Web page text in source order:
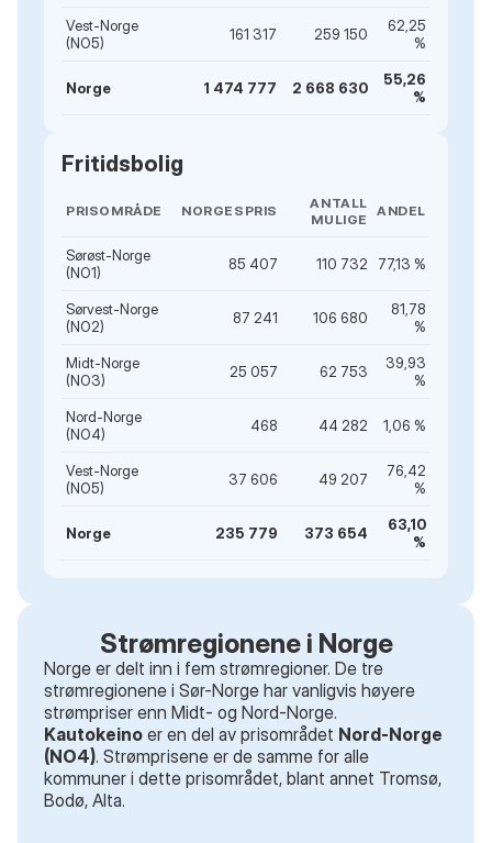
Vest-Norge
(NO5)
161 317 259 150
62,25
%
Norge 1 474 777 2 668 630
55,26
%
Fritidsbolig
PRISOMRÅDE NORGESPRIS
ANTALL
MULIGE
ANDEL
Sørøst-Norge
(NO1)
85 407 110 732 77,13 %
Sørvest-Norge
(NO2)
87 241 106 680
81,78
%
Midt-Norge
(NO3)
25 057 62 753
39,93
%
Nord-Norge
(NO4)
468 44 282 1,06 %
Vest-Norge
(NO5)
37 606 49 207
76,42
%
Norge 235 779 373 654
63,10
%
Strømregionene i Norge
Norge er delt inn i fem strømregioner. De tre
strømregionene i Sør-Norge har vanligvis høyere
strømpriser enn Midt- og Nord-Norge.
Kautokeino er en del av prisområdet Nord-Norge
(NO4). Strømprisene er de samme for alle
kommuner i dette prisområdet, blant annet Tromsø,
Bodø, Alta.